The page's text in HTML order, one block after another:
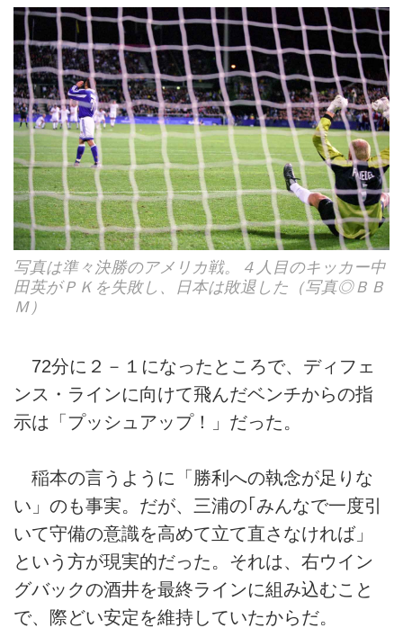
写真は準々決勝のアメリカ戦。４人目のキッカー中
田英がＰＫを失敗し、日本は敗退した（写真◎ＢＢ
Ｍ）
72分に２－１になったところで、ディフェ
ンス・ラインに向けて飛んだベンチからの指
示は「プッシュアップ！」だった。
稲本の言うように「勝利への執念が足りな
い」のも事実。だが、三浦の｢みんなで一度引
いて守備の意識を高めて立て直さなければ」
という方が現実的だった。それは、右ウイン
グバックの酒井を最終ラインに組み込むこと
で、際どい安定を維持していたからだ。